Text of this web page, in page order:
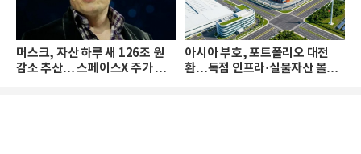
머스크, 자산 하루 새 126조 원
감소 추산… 스페이스X 주가 하
아시아 부호, 포트폴리오 대전
환…독점 인프라·실물자산 몰린